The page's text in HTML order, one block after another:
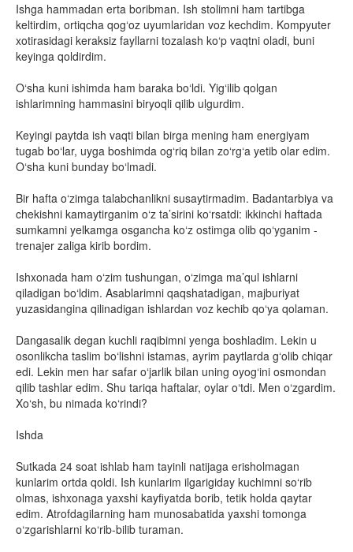
Ishga hammadan erta boribman. Ish stolimni ham tartibga
keltirdim, ortiqcha qog‘oz uyumlaridan voz kechdim. Kompyuter
xotirasidagi keraksiz fayllarni tozalash ko‘p vaqtni oladi, buni
keyinga qoldirdim.
O‘sha kuni ishimda ham baraka bo‘ldi. Yig‘ilib qolgan
ishlarimning hammasini biryoqli qilib ulgurdim.
Keyingi paytda ish vaqti bilan birga mening ham energiyam
tugab bo‘lar, uyga boshimda og‘riq bilan zo‘rg‘a yetib olar edim.
O‘sha kuni bunday bo‘lmadi.
Bir hafta o‘zimga talabchanlikni susaytirmadim. Badantarbiya va
chekishni kamaytirganim o‘z ta’sirini ko‘rsatdi: ikkinchi haftada
sumkamni yelkamga osgancha ko‘z ostimga olib qo‘yganim -
trenajer zaliga kirib bordim.
Ishxonada ham o‘zim tushungan, o‘zimga ma’qul ishlarni
qiladigan bo‘ldim. Asablarimni qaqshatadigan, majburiyat
yuzasidangina qilinadigan ishlardan voz kechib qo‘ya qolaman.
Dangasalik degan kuchli raqibimni yenga boshladim. Lekin u
osonlikcha taslim bo‘lishni istamas, ayrim paytlarda g‘olib chiqar
edi. Lekin men har safar o‘jarlik bilan uning oyog‘ini osmondan
qilib tashlar edim. Shu tariqa haftalar, oylar o‘tdi. Men o‘zgardim.
Xo‘sh, bu nimada ko‘rindi?
Ishda
Sutkada 24 soat ishlab ham tayinli natijaga erisholmagan
kunlarim ortda qoldi. Ish kunlarim ilgarigiday kuchimni so‘rib
olmas, ishxonaga yaxshi kayfiyatda borib, tetik holda qaytar
edim. Atrofdagilarning ham munosabatida yaxshi tomonga
o‘zgarishlarni ko‘rib-bilib turaman.